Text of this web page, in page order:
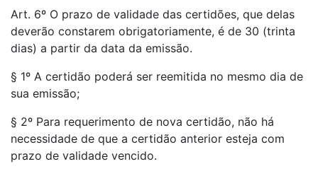
Art. 6º O prazo de validade das certidões, que delas
deverão constarem obrigatoriamente, é de 30 (trinta
dias) a partir da data da emissão.
§ 1º A certidão poderá ser reemitida no mesmo dia de
sua emissão;
§ 2º Para requerimento de nova certidão, não há
necessidade de que a certidão anterior esteja com
prazo de validade vencido.